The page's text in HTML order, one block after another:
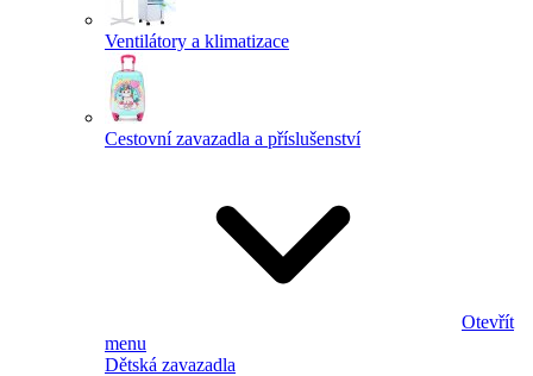
Ventilátory a klimatizace
Cestovní zavazadla a příslušenství
Otevřít
menu
Dětská zavazadla